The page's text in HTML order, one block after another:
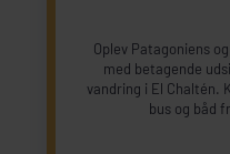
Oplev Patagoniens
med betagende
vandring i El Chaltén.
bus og båd